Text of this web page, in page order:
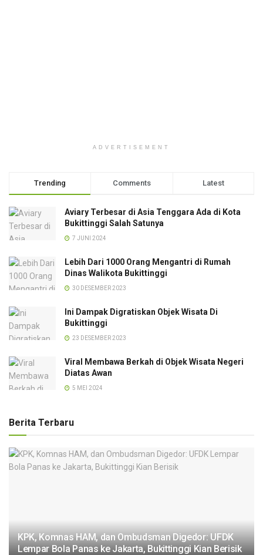
ADVERTISEMENT
Trending Comments Latest
Aviary Terbesar di Asia Tenggara Ada di Kota
Bukittinggi Salah Satunya
7 JUNI 2024
Lebih Dari 1000 Orang Mengantri di Rumah
Dinas Walikota Bukittinggi
30 DESEMBER 2023
Ini Dampak Digratiskan Objek Wisata Di
Bukittinggi
23 DESEMBER 2023
Viral Membawa Berkah di Objek Wisata Negeri
Diatas Awan
5 MEI 2024
Berita Terbaru
KPK, Komnas HAM, dan Ombudsman Digedor: UFDK
Lempar Bola Panas ke Jakarta, Bukittinggi Kian Berisik